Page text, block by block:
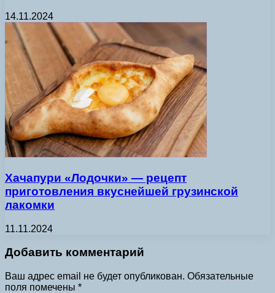
14.11.2024
Хачапури «Лодочки» — рецепт
приготовления вкуснейшей грузинской
лакомки
11.11.2024
Добавить комментарий
Ваш адрес email не будет опубликован. Обязательные
поля помечены *